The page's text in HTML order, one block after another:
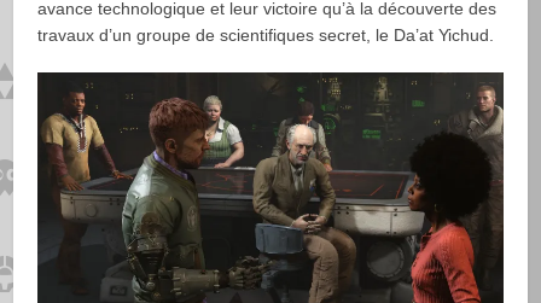
avance technologique et leur victoire qu’à la découverte des
travaux d’un groupe de scientifiques secret, le Da’at Yichud.